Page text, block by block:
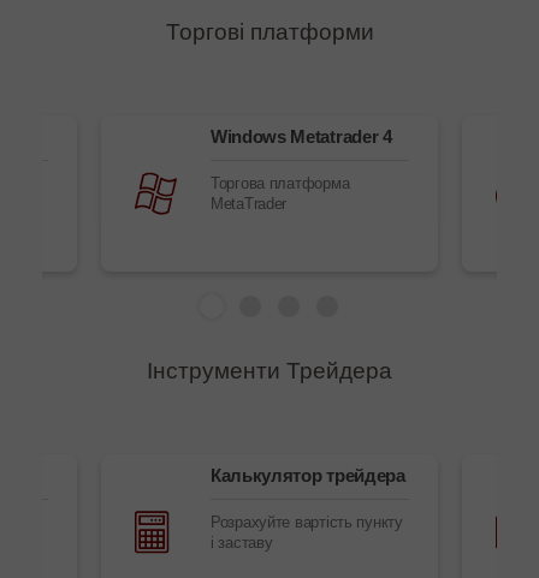
Торгові платформи
Windows Metatrader 4
Торгова платформа
MetaTrader
Інструменти Трейдера
Калькулятор трейдера
Розрахуйте вартість пункту
і заставу